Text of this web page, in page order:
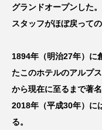
グランドオープンした
スタッフがほぼ戻っての
1894年（明治27年）に
たこのホテルのアルプ
から現在に至るまで著
2018年（平成30年）に
る。